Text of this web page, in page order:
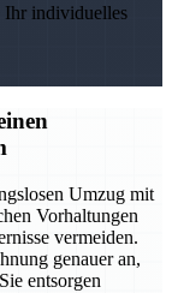
Ihr individuelles
Umzug mit
Vorhaltungen
vermeiden.
genauer an,
entsorgen